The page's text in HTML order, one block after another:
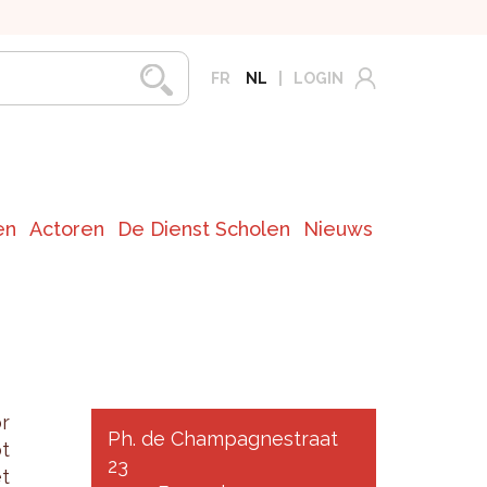
FR NL LOGIN
Actoren De Dienst Scholen Nieuws
Ph. de Champagnestraat
23